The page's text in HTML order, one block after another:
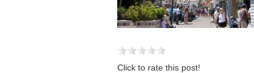
Click to rate this post!